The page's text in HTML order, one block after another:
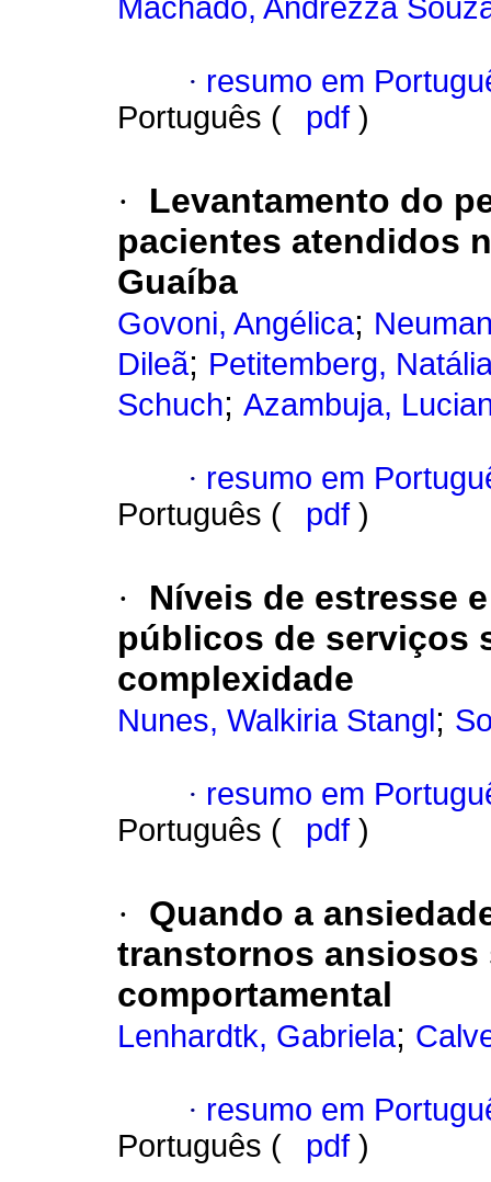
Machado, Andrezza
· resumo em
Português (
pdf )
·
Levantamento do
pacientes atendidos
Guaíba
Govoni, Angélica;
Dileã; Petitemberg,
Schuch; Azambuja,
· resumo em
Português (
pdf )
·
Níveis de estresse
públicos de serviços
complexidade
Nunes, Walkiria Stangl ;
· resumo em
Português (
pdf )
·
Quando a
transtornos
comportamental
Lenhardtk, Gabriela;
· resumo em
Português (
pdf )